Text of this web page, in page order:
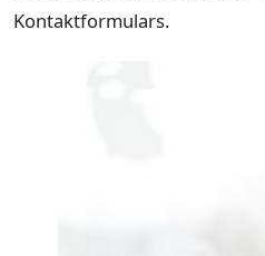
Kontaktformulars.